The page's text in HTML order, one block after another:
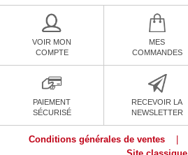
VOIR MON
COMPTE
MES
COMMANDES
PAIEMENT
SÉCURISÉ
RECEVOIR LA
NEWSLETTER
Conditions générales de ventes